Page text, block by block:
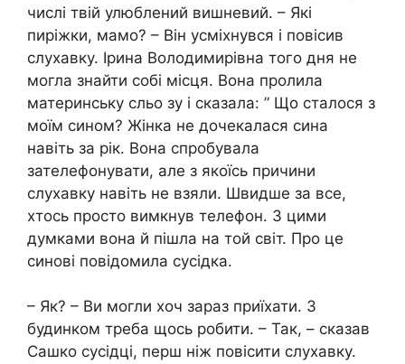
числі твій улюблений вишневий. – Які
пиріжки, мамо? – Він усміхнувся і повісив
слухавку. Ірина Володимирівна того дня не
могла знайти собі місця. Вона пролила
материнську сльо зу і сказала: ” Що сталося з
моїм сином? Жінка не дочекалася сина
навіть за рік. Вона спробувала
зателефонувати, але з якоїсь причини
слухавку навіть не взяли. Швидше за все,
хтось просто вимкнув телефон. З цими
думками вона й пішла на той світ. Про це
синові повідомила сусідка.
– Як? – Ви могли хоч зараз приїхати. З
будинком треба щось робити. – Так, – сказав
Сашко сусідці, перш ніж повісити слухавку.